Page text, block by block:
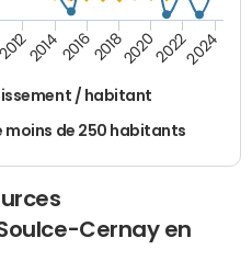
/ habitant
moins de 250 habitants
2012201420162018202020222024
Cernay en